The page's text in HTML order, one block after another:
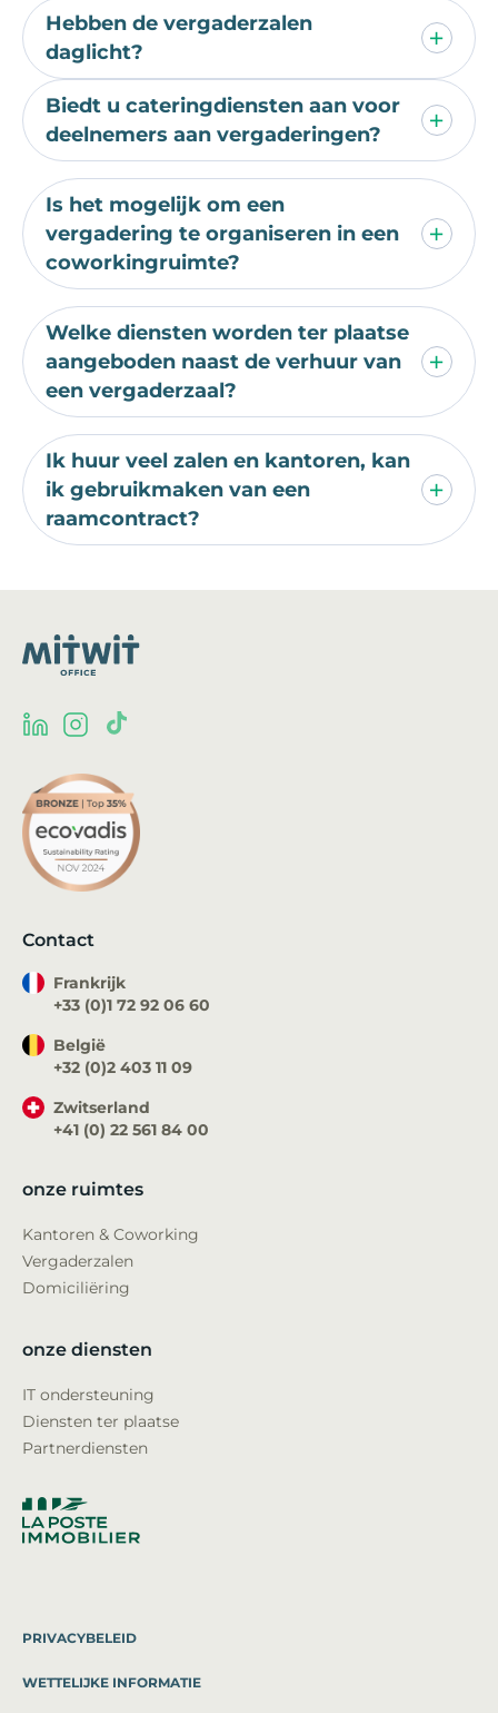
Hebben de vergaderzalen
daglicht?
Biedt u cateringdiensten aan voor
deelnemers aan vergaderingen?
Is het mogelijk om een
vergadering te organiseren in een
coworkingruimte?
Welke diensten worden ter plaatse
aangeboden naast de verhuur van
een vergaderzaal?
Ik huur veel zalen en kantoren, kan
ik gebruikmaken van een
raamcontract?
Contact
Frankrijk
+33 (0)1 72 92 06 60
België
+32 (0)2 403 11 09
Zwitserland
+41 (0) 22 561 84 00
onze ruimtes
Kantoren & Coworking
Vergaderzalen
Domiciliëring
onze diensten
IT ondersteuning
Diensten ter plaatse
Partnerdiensten
PRIVACYBELEID
WETTELIJKE INFORMATIE